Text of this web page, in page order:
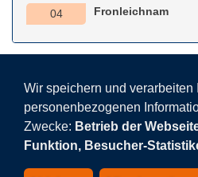
04 Fronleichnam
Wir speichern und verarbeiten
personenbezogenen
Zwecke: Betrieb der
Funktion, Besucher-